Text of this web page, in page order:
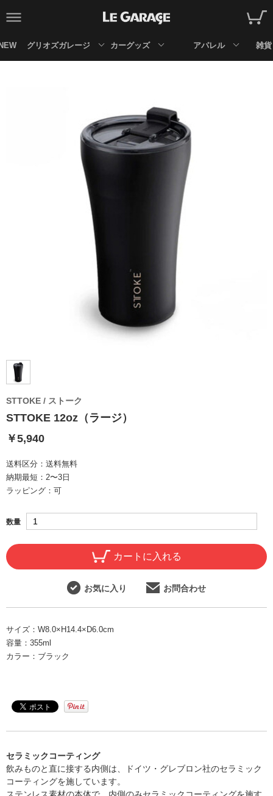
グリオズガレージ カーグッズ アパレル 雑貨
STTOKE / ストーク
STTOKE 12oz（ラージ）
￥5,940
送料区分： 送料無料
納期最短： 2〜3日
ラッピング： 可
数量
カートに入れる
お気に入り お問合わせ
サイズ： W8.0×H14.4×D6.0cm
容量： 355ml
カラー： ブラック
セラミックコーティング
飲みものと直に接する内側は、ドイツ・グレブロン社のセラミック
コーティングを施しています。